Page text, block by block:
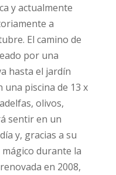
y actualmente
a
El camino de
por una
hasta el jardín
una piscina de 13 x
olivos,
sentir en un
y, gracias a su
durante la
en 2008,